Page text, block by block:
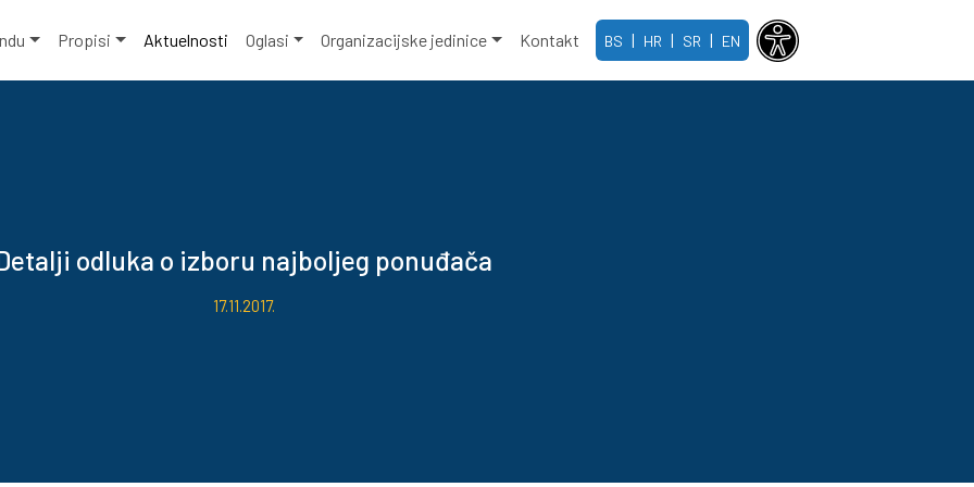
Propisi Aktuelnosti Oglasi Organizacijske jedinice Kontakt BS | HR | SR | EN
odluka o izboru najboljeg ponuđača
17.11.2017.